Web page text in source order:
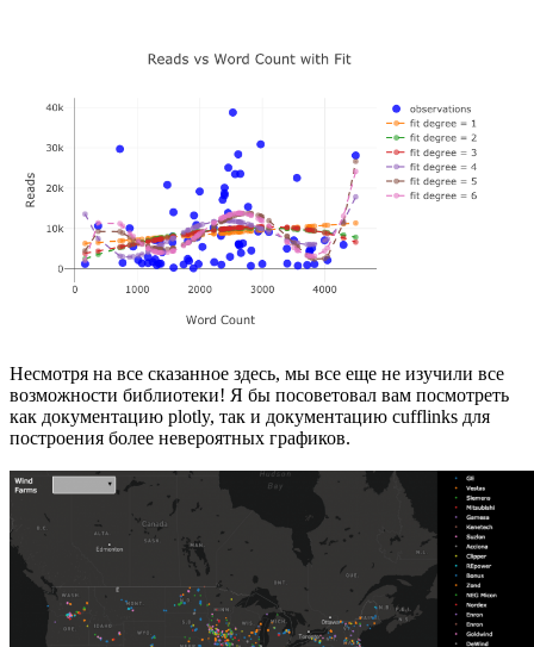
Несмотря на все сказанное здесь, мы все еще не изучили все
возможности библиотеки! Я бы посоветовал вам посмотреть
как документацию plotly, так и документацию cufflinks для
построения более невероятных графиков.